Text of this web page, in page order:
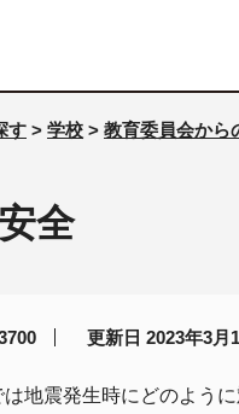
す > 学校 > 教育委員会から
全
更新日 2023年3月
地震発生時にどのよう